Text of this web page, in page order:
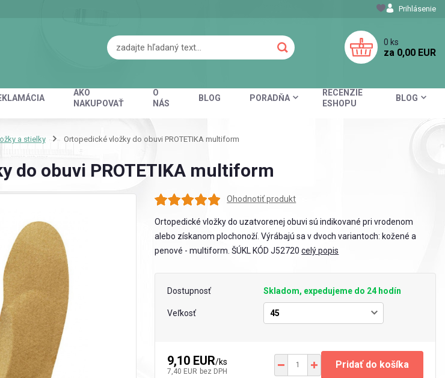
AKO
NAKUPOVAŤ
O
NÁS
BLOG PORADŇA
RECENZIE
ESHOPU
BLOG
Prihlásenie
0 ks
za 0,00 EUR
a stielky Ortopedické vložky do obuvi PROTETIKA multiform
do obuvi PROTETIKA multiform
Ohodnotiť produkt
Ortopedické vložky do uzatvorenej obuvi sú indikované pri vrodenom
alebo získanom plochonoží. Výrábajú sa v dvoch variantoch: kožené a
penové - multiform. ŠÚKL KÓD J52720celý popis
Dostupnosť Skladom, expedujeme do 24 hodín
Veľkosť
9,10 EUR/ks
7,40 EUR bez DPH
Pridať do košíka